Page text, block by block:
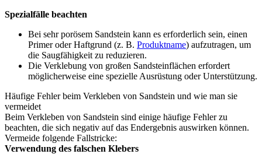
Spezialfälle beachten
Bei sehr porösem Sandstein kann es erforderlich sein, einen
Primer oder Haftgrund (z. B. Produktname) aufzutragen, um
die Saugfähigkeit zu reduzieren.
Die Verklebung von großen Sandsteinflächen erfordert
möglicherweise eine spezielle Ausrüstung oder Unterstützung.
Häufige Fehler beim Verkleben von Sandstein und wie man sie
vermeidet
Beim Verkleben von Sandstein sind einige häufige Fehler zu
beachten, die sich negativ auf das Endergebnis auswirken können.
Vermeide folgende Fallstricke:
Verwendung des falschen Klebers